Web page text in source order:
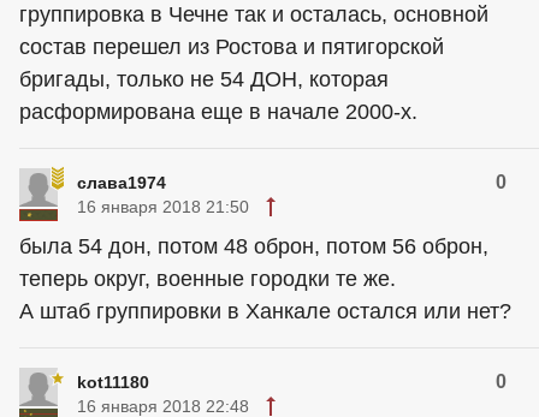
группировка в Чечне так и осталась, основной
состав перешел из Ростова и пятигорской
бригады, только не 54 ДОН, которая
расформирована еще в начале 2000-х.
слава1974 0
16 января 2018 21:50
была 54 дон, потом 48 оброн, потом 56 оброн,
теперь округ, военные городки те же.
А штаб группировки в Ханкале остался или нет?
kot11180 0
16 января 2018 22:48